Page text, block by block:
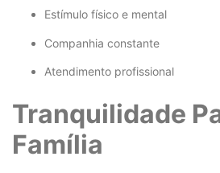
Estímulo físico e mental
Companhia constante
Atendimento profissional
Tranquilidade
Família